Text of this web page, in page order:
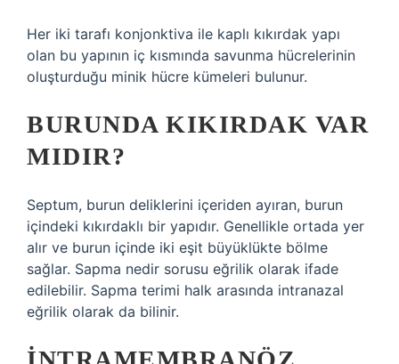
Her iki tarafı konjonktiva ile kaplı kıkırdak yapı
olan bu yapının iç kısmında savunma hücrelerinin
oluşturduğu minik hücre kümeleri bulunur.
BURUNDA KIKIRDAK VAR
MIDIR?
Septum, burun deliklerini içeriden ayıran, burun
içindeki kıkırdaklı bir yapıdır. Genellikle ortada yer
alır ve burun içinde iki eşit büyüklükte bölme
sağlar. Sapma nedir sorusu eğrilik olarak ifade
edilebilir. Sapma terimi halk arasında intranazal
eğrilik olarak da bilinir.